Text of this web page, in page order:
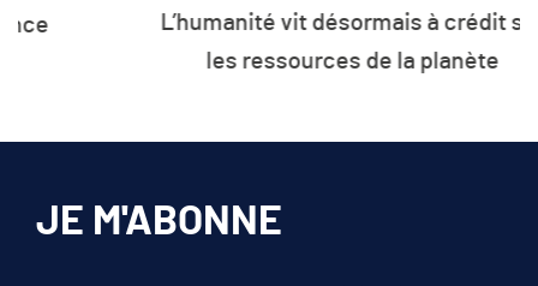
les ressources de la planète